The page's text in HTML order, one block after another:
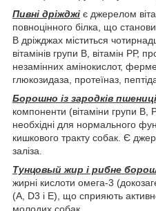
Пивні дріжджі є джерелом
повноцінного білка, що
В дріжджах міститься
вітамінів групи В, вітамін РР,
незамінних амінокислот,
глюкозидаза, протеїназ,
Борошно із зародків пшениці
компоненти (вітаміни групи В,
необхідні для нормального
кишкового тракту собак. Є
заліза.
Тунцовый жир і рибне
жирні кислоти омега-3
(A, D3 і Е), що сприяють